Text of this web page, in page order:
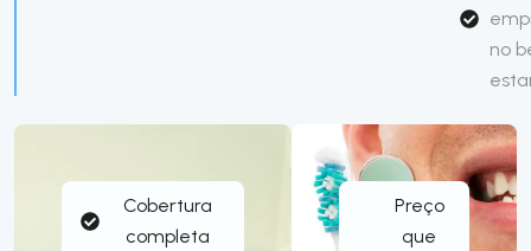
Cobertura
completa
Preço
que
no